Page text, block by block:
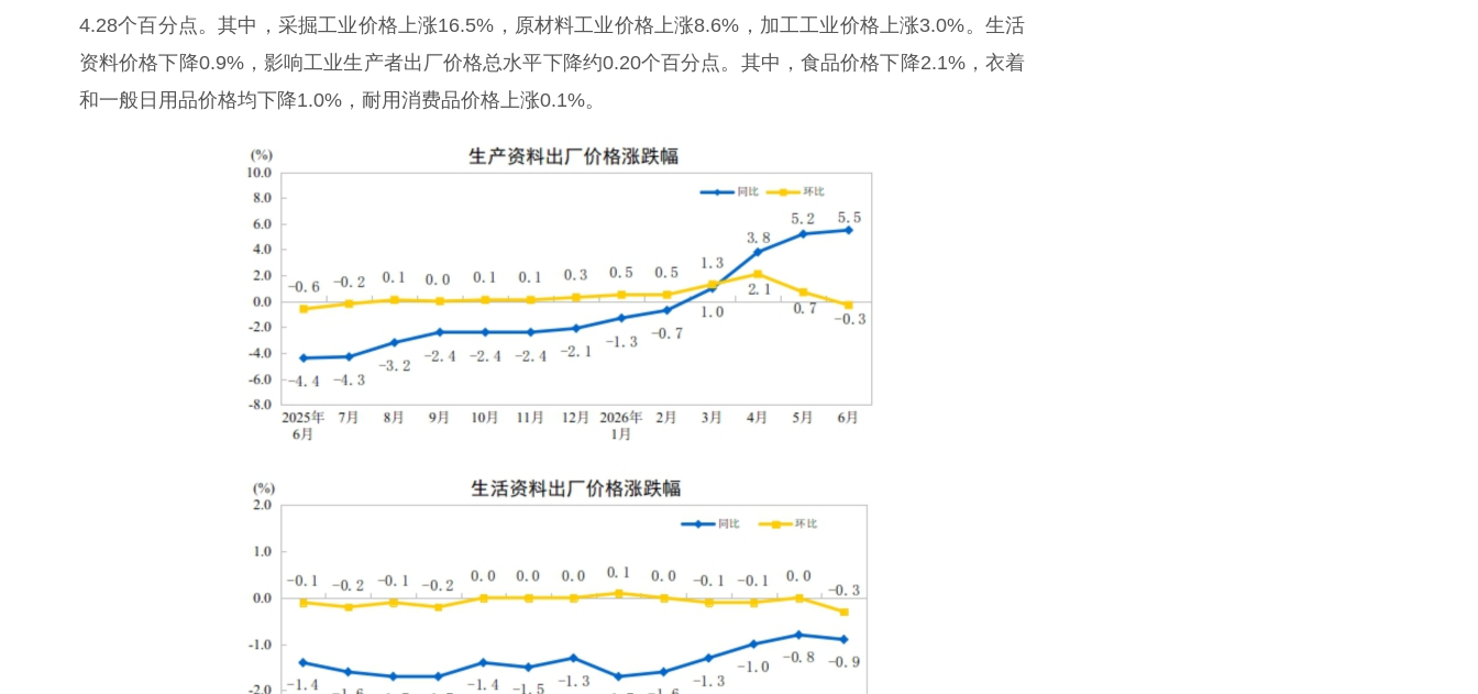
4.28个百分点。其中，采掘工业价格上涨16.5%，原材料工业价格上涨8.6%，加工工业价格上涨3.0%。生活
资料价格下降0.9%，影响工业生产者出厂价格总水平下降约0.20个百分点。其中，食品价格下降2.1%，衣着
和一般日用品价格均下降1.0%，耐用消费品价格上涨0.1%。